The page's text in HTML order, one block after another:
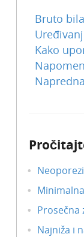
Bruto
Kako
Prosečna
Najniža i